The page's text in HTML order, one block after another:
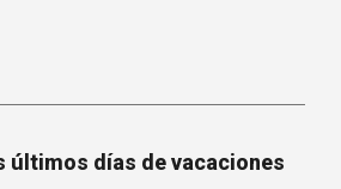
últimos días de vacaciones